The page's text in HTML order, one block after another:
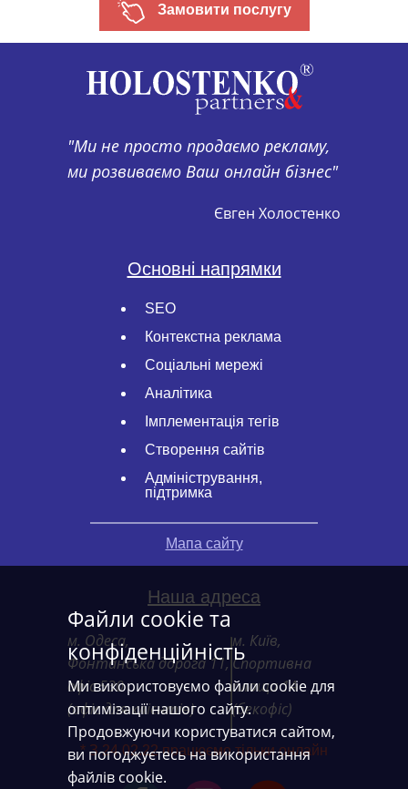
Замовити послугу
"Ми не просто продаємо рекламу,
ми розвиваємо Ваш онлайн бізнес"
Євген Холостенко
Основні напрямки
SEO
Контекстна реклама
Соціальні мережі
Аналітика
Імплементація тегів
Створення сайтів
Адміністрування,
підтримка
Мапа сайту
Наша адреса
м. Одеса,
Фонтанська дорога 11,
офіс 530
(офіс для клієнтів)
м. Київ,
Спортивна
площа 1А
(бекофіс)
* З 24.02.22 працюємо тільки онлайн
Файли cookie та
конфіденційність
Ми використовуємо файли cookie для
оптимізації нашого сайту.
Продовжуючи користуватися сайтом,
ви погоджуєтесь на використання
файлів cookie.